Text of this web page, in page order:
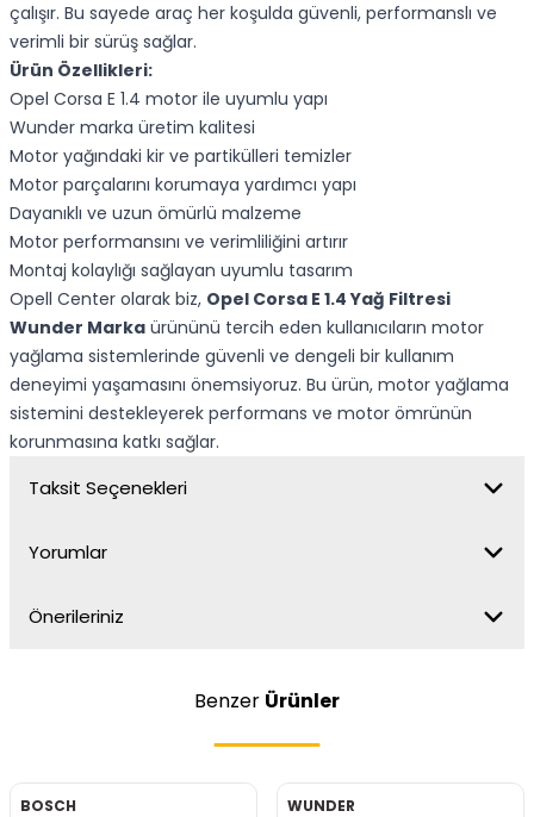
çalışır. Bu sayede araç her koşulda güvenli, performanslı ve
verimli bir sürüş sağlar.
Ürün Özellikleri:
Opel Corsa E 1.4 motor ile uyumlu yapı
Wunder marka üretim kalitesi
Motor yağındaki kir ve partikülleri temizler
Motor parçalarını korumaya yardımcı yapı
Dayanıklı ve uzun ömürlü malzeme
Motor performansını ve verimliliğini artırır
Montaj kolaylığı sağlayan uyumlu tasarım
Opell Center olarak biz, Opel Corsa E 1.4 Yağ Filtresi
Wunder Marka ürününü tercih eden kullanıcıların motor
yağlama sistemlerinde güvenli ve dengeli bir kullanım
deneyimi yaşamasını önemsiyoruz. Bu ürün, motor yağlama
sistemini destekleyerek performans ve motor ömrünün
korunmasına katkı sağlar.
Taksit Seçenekleri
Yorumlar
Önerileriniz
Benzer Ürünler
BOSCH
WUNDER